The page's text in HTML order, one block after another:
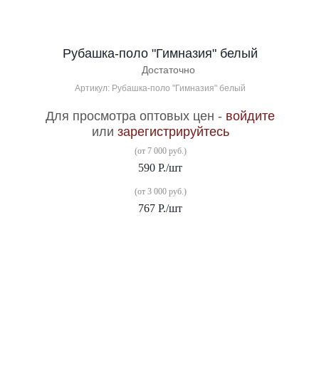
Рубашка-поло "Гимназия" белый
Достаточно
Артикул: Рубашка-поло "Гимназия" белый
Для просмотра оптовых цен - войдите
или зарегистрируйтесь
(от 7 000 руб.)
590 Р./шт
(от 3 000 руб.)
767 Р./шт